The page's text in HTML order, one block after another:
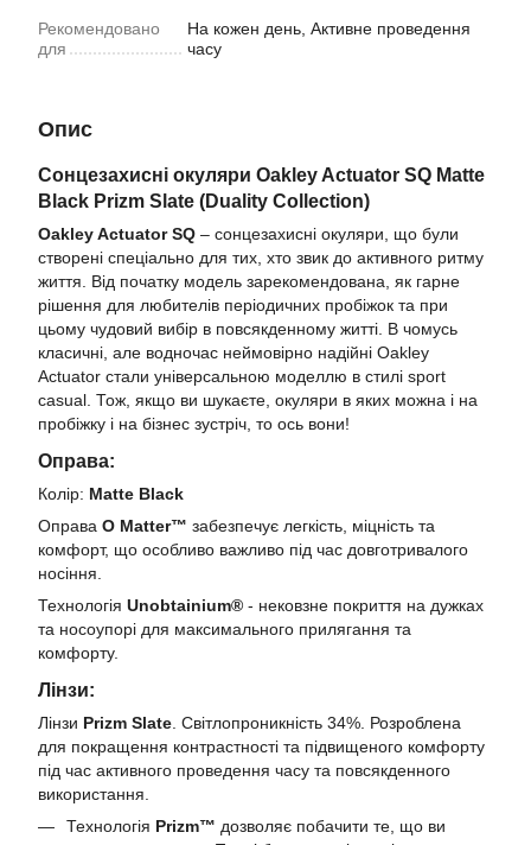
Рекомендовано
для
На кожен день, Активне проведення
часу
Опис
Сонцезахисні окуляри Oakley Actuator SQ Matte
Black Prizm Slate (Duality Collection)
Oakley Actuator SQ – сонцезахисні окуляри, що були
створені спеціально для тих, хто звик до активного ритму
життя. Від початку модель зарекомендована, як гарне
рішення для любителів періодичних пробіжок та при
цьому чудовий вибір в повсякденному житті. В чомусь
класичні, але водночас неймовірно надійні Oakley
Actuator стали універсальною моделлю в стилі sport
casual. Тож, якщо ви шукаєте, окуляри в яких можна і на
пробіжку і на бізнес зустріч, то ось вони!
Оправа:
Колір: Matte Black
Оправа O Matter™ забезпечує легкість, міцність та
комфорт, що особливо важливо під час довготривалого
носіння.
Технологія Unobtainium® - нековзне покриття на дужках
та носоупорі для максимального прилягання та
комфорту.
Лінзи:
Лінзи Prizm Slate . Світлопроникність 34%. Розроблена
для покращення контрастності та підвищеного комфорту
під час активного проведення часу та повсякденного
використання.
Технологія Prizm™ дозволяє побачити те, що ви